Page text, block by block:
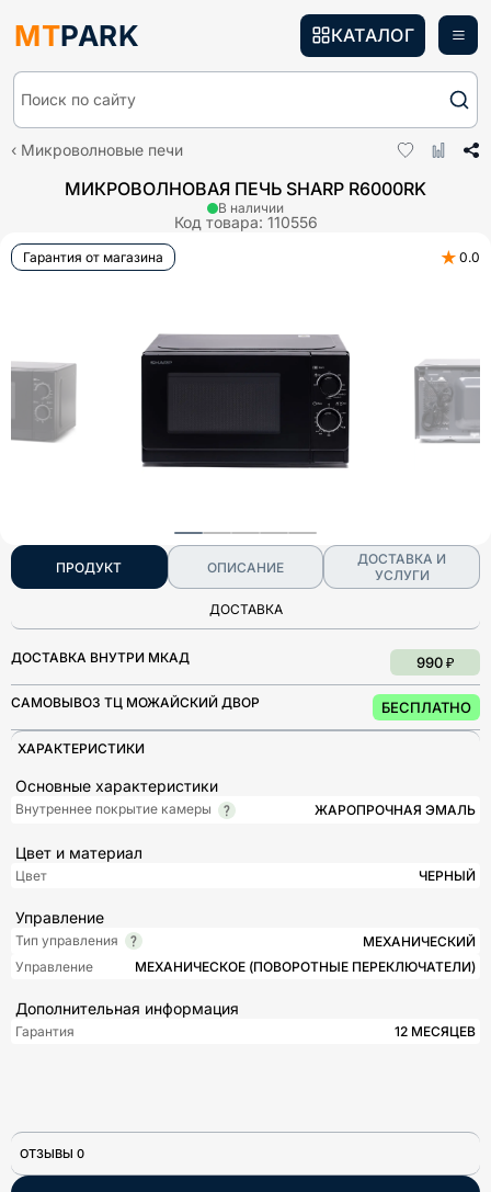
MTPARK
Поиск по сайту
КАТАЛОГ
Микроволновые печи
МИКРОВОЛНОВАЯ ПЕЧЬ SHARP R6000RK
Код товара: 110556
В наличии
Гарантия от магазина ★ 0.0
ПРОДУКТ ОПИСАНИЕ
ДОСТАВКА И
УСЛУГИ
ДОСТАВКА
ДОСТАВКА ВНУТРИ МКАД 990 ₽
САМОВЫВОЗ ТЦ МОЖАЙСКИЙ ДВОР БЕСПЛАТНО
ХАРАКТЕРИСТИКИ
Основные характеристики
Внутреннее покрытие камеры ЖАРОПРОЧНАЯ ЭМАЛЬ
Цвет и материал
Цвет ЧЕРНЫЙ
Управление
Тип управления
МЕХАНИЧЕСКИЙ
Управление
МЕХАНИЧЕСКОЕ (ПОВОРОТНЫЕ ПЕРЕКЛЮЧАТЕЛИ)
Дополнительная информация
Гарантия 12 МЕСЯЦЕВ
ОТЗЫВЫ 0